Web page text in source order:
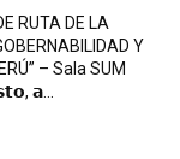
RUTA DE LA
Y
– Sala SUM
𝗮...